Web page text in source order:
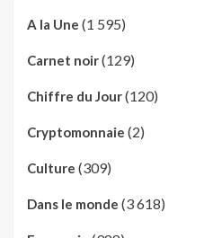
A la Une (1 595)
Carnet noir(129)
Chiffre du Jour(120)
Cryptomonnaie (2)
Culture (309)
Dans le monde (3 618)